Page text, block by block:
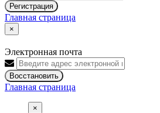
Регистрация
Главная страница
×
Электронная почта
Восстановить
Главная страница
×